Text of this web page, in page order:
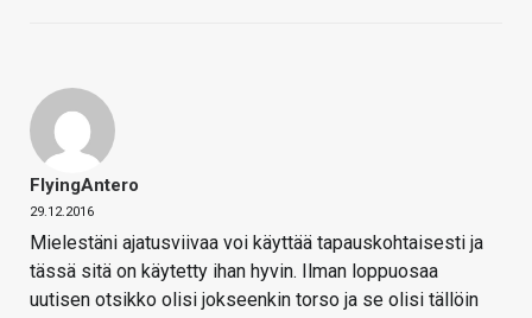
FlyingAntero
29.12.2016
Mielestäni ajatusviivaa voi käyttää tapauskohtaisesti ja
tässä sitä on käytetty ihan hyvin. Ilman loppuosaa
uutisen otsikko olisi jokseenkin torso ja se olisi tällöin